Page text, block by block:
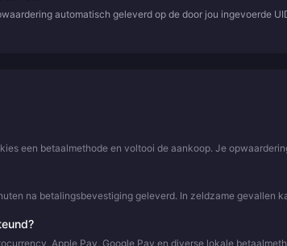
automatisch geleverd op de door jou ingevoerde
een betaalmethode en voltooi de aankoop. Je
na betalingsbevestiging geleverd. In zeldzame gevallen
Apple Pay, Google Pay en diverse lokale